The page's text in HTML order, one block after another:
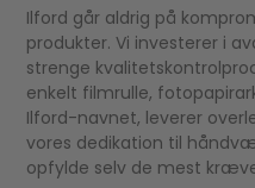
Ilford går aldrig på
produkter. Vi investerer i
strenge
enkelt filmrulle,
Ilford-navnet, leverer
vores dedikation til
opfylde selv de mest